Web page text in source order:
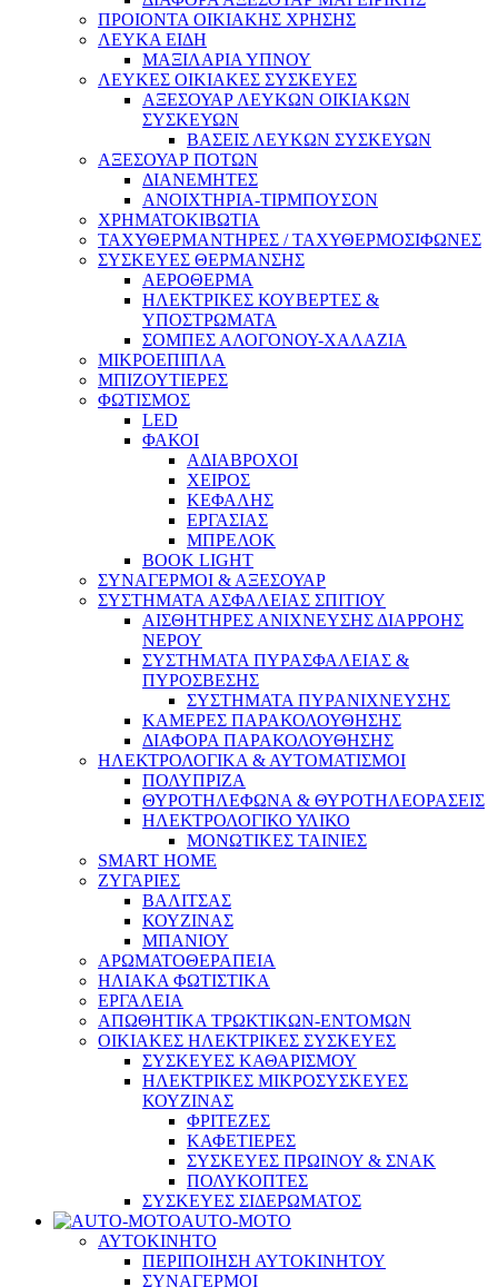
ΠΡΟΙΟΝΤΑ ΟΙΚΙΑΚΗΣ ΧΡΗΣΗΣ
ΛΕΥΚΑ ΕΙΔΗ
ΜΑΞΙΛΑΡΙΑ ΥΠΝΟΥ
ΛΕΥΚΕΣ ΟΙΚΙΑΚΕΣ ΣΥΣΚΕΥΕΣ
ΑΞΕΣΟΥΑΡ ΛΕΥΚΩΝ ΟΙΚΙΑΚΩΝ
ΣΥΣΚΕΥΩΝ
ΒΑΣΕΙΣ ΛΕΥΚΩΝ ΣΥΣΚΕΥΩΝ
ΑΞΕΣΟΥΑΡ ΠΟΤΩΝ
ΔΙΑΝΕΜΗΤΕΣ
ΑΝΟΙΧΤΗΡΙΑ-ΤΙΡΜΠΟΥΣΟΝ
ΧΡΗΜΑΤΟΚΙΒΩΤΙΑ
ΤΑΧΥΘΕΡΜΑΝΤΗΡΕΣ / ΤΑΧΥΘΕΡΜΟΣΙΦΩΝΕΣ
ΣΥΣΚΕΥΕΣ ΘΕΡΜΑΝΣΗΣ
ΑΕΡΟΘΕΡΜΑ
ΗΛΕΚΤΡΙΚΕΣ ΚΟΥΒΕΡΤΕΣ &
ΥΠΟΣΤΡΩΜΑΤΑ
ΣΟΜΠΕΣ ΑΛΟΓΟΝΟΥ-ΧΑΛΑΖΙΑ
ΜΙΚΡΟΕΠΙΠΛΑ
ΜΠΙΖΟΥΤΙΕΡΕΣ
ΦΩΤΙΣΜΟΣ
LED
ΦΑΚΟΙ
ΑΔΙΑΒΡΟΧΟΙ
ΧΕΙΡΟΣ
ΚΕΦΑΛΗΣ
ΕΡΓΑΣΙΑΣ
ΜΠΡΕΛΟΚ
BOOK LIGHT
ΣΥΝΑΓΕΡΜΟΙ & ΑΞΕΣΟΥΑΡ
ΣΥΣΤΗΜΑΤΑ ΑΣΦΑΛΕΙΑΣ ΣΠΙΤΙΟΥ
ΑΙΣΘΗΤΗΡΕΣ ΑΝΙΧΝΕΥΣΗΣ ΔΙΑΡΡΟΗΣ
ΝΕΡΟΥ
ΣΥΣΤΗΜΑΤΑ ΠΥΡΑΣΦΑΛΕΙΑΣ &
ΠΥΡΟΣΒΕΣΗΣ
ΣΥΣΤΗΜΑΤΑ ΠΥΡΑΝΙΧΝΕΥΣΗΣ
ΚΑΜΕΡΕΣ ΠΑΡΑΚΟΛΟΥΘΗΣΗΣ
ΔΙΑΦΟΡΑ ΠΑΡΑΚΟΛΟΥΘΗΣΗΣ
ΗΛΕΚΤΡΟΛΟΓΙΚΑ & ΑΥΤΟΜΑΤΙΣΜΟΙ
ΠΟΛΥΠΡΙΖΑ
ΘΥΡΟΤΗΛΕΦΩΝΑ & ΘΥΡΟΤΗΛΕΟΡΑΣΕΙΣ
ΗΛΕΚΤΡΟΛΟΓΙΚΟ ΥΛΙΚΟ
ΜΟΝΩΤΙΚΕΣ ΤΑΙΝΙΕΣ
SMART HOME
ΖΥΓΑΡΙΕΣ
ΒΑΛΙΤΣΑΣ
ΚΟΥΖΙΝΑΣ
ΜΠΑΝΙΟΥ
ΑΡΩΜΑΤΟΘΕΡΑΠΕΙΑ
ΗΛΙΑΚΑ ΦΩΤΙΣΤΙΚΑ
ΕΡΓΑΛΕΙΑ
ΑΠΩΘΗΤΙΚΑ ΤΡΩΚΤΙΚΩΝ-ΕΝΤΟΜΩΝ
ΟΙΚΙΑΚΕΣ ΗΛΕΚΤΡΙΚΕΣ ΣΥΣΚΕΥΕΣ
ΣΥΣΚΕΥΕΣ ΚΑΘΑΡΙΣΜΟΥ
ΗΛΕΚΤΡΙΚΕΣ ΜΙΚΡΟΣΥΣΚΕΥΕΣ
ΚΟΥΖΙΝΑΣ
ΦΡΙΤΕΖΕΣ
ΚΑΦΕΤΙΕΡΕΣ
ΣΥΣΚΕΥΕΣ ΠΡΩΙΝΟΥ & ΣΝΑΚ
ΠΟΛΥΚΟΠΤΕΣ
ΣΥΣΚΕΥΕΣ ΣΙΔΕΡΩΜΑΤΟΣ
AUTO-MOTO
ΑΥΤΟΚΙΝΗΤΟ
ΠΕΡΙΠΟΙΗΣΗ ΑΥΤΟΚΙΝΗΤΟΥ
ΣΥΝΑΓΕΡΜΟΙ